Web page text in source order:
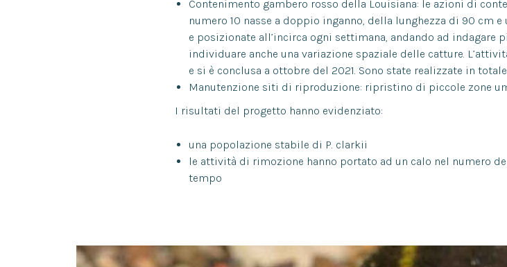
Contenimento gambero rosso della Louisiana: le azioni di
numero 10 nasse a doppio inganno, della lunghezza di 90 cm
e posizionate all’incirca ogni settimana, andando ad indagare
individuare anche una variazione spaziale delle catture.
e si è conclusa a ottobre del 2021. Sono state realizzate in totale
Manutenzione siti di riproduzione: ripristino di piccole zone
I risultati del progetto hanno evidenziato:
una popolazione stabile di P. clarkii
le attività di rimozione hanno portato ad un calo nel numero
tempo